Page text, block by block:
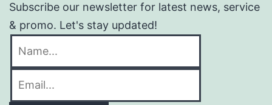
Subscribe our newsletter for latest news, service
& promo. Let's stay updated!